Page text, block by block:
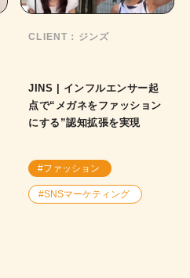
CLIENT： ジンズ
JINS | インフルエンサー起
点で“メガネをファッション
にする”認知拡張を実現
#ファッション
#SNSマーケティング